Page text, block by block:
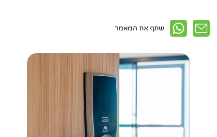
שתף את המאמר